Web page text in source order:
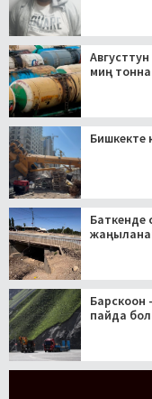
миң
Бишкекте
Баткенде
Барскоон
пайда